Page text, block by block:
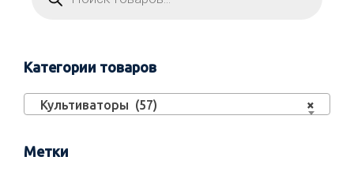
Категории товаров
×
Культиваторы (57)
Метки